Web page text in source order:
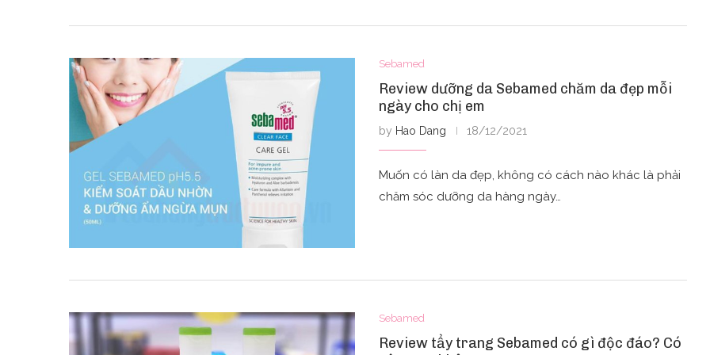
Sebamed
Review dưỡng da Sebamed chăm da đẹp mỗi
ngày cho chị em
by Hao Dang 18/12/2021
Muốn có làn da đẹp, không có cách nào khác là phải
chăm sóc dưỡng da hàng ngày…
Sebamed
Review tẩy trang Sebamed có gì độc đáo? Có